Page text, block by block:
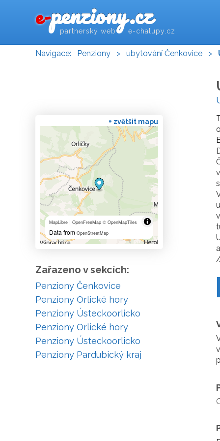
e-penziony.cz
partnerský web e-chalupy.cz
Navigace: Penziony > ubytování Čenkovice >
+ zvětšit mapu
MapLibre | OpenFreeMap © OpenMapTiles
Data from OpenStreetMap
Zařazeno v sekcích:
Penziony Čenkovice
Penziony Orlické hory
Penziony Ústeckoorlicko
Penziony Orlické hory
Penziony Ústeckoorlicko
Penziony Pardubický kraj